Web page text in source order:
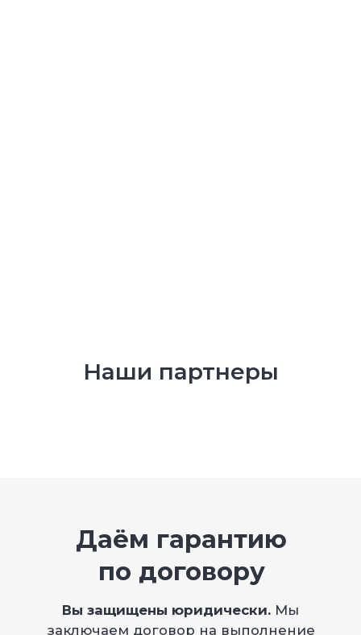
Наши партнеры